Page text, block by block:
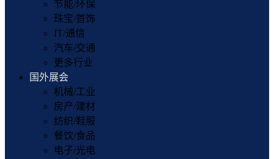
节能/环保
珠宝/首饰
IT/通信
汽车/交通
更多行业
国外展会
机械/工业
房产/建材
纺织/鞋服
餐饮/食品
电子/光电